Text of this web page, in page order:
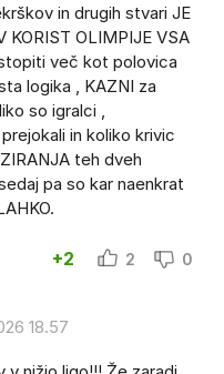
in drugih stvari JE
KORIST OLIMPIJE VSA
več kot polovica
logika , KAZNI za
so igralci ,
in koliko krivic
teh dveh
pa so kar naenkrat
+2 2 0
18.57